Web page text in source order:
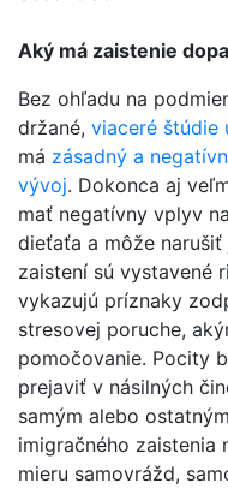
Aký má zaistenie
Bez ohľadu na
držané, viaceré štúdie
má zásadný a
vývoj. Dokonca aj
mať negatívny vplyv
dieťaťa a môže
zaistení sú vystavené
vykazujú príznaky
stresovej poruche,
pomočovanie. Pocity
prejaviť v násilných
samým alebo
imigračného zaistenia
mieru samovrážd,